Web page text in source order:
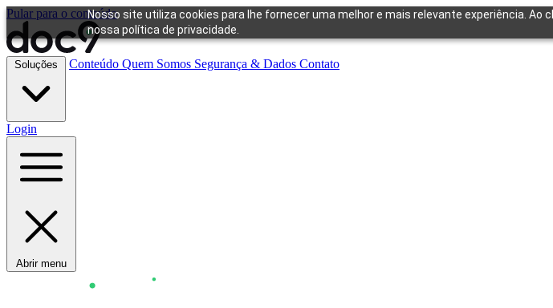
Nosso site utiliza cookies para lhe fornecer uma melhor e mais relevante experiência.
nossa política de privacidade.
Pular para o conteúdo
Soluções Conteúdo Quem Somos Segurança & Dados Contato
Login
Abrir menu